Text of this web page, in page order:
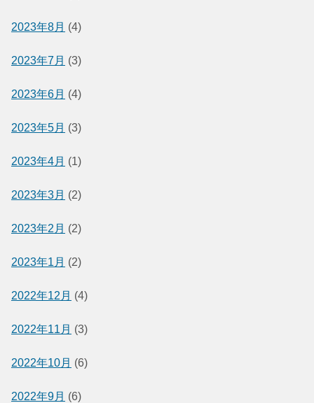
2023年8月 (4)
2023年7月 (3)
2023年6月 (4)
2023年5月 (3)
2023年4月 (1)
2023年3月 (2)
2023年2月 (2)
2023年1月 (2)
2022年12月 (4)
2022年11月 (3)
2022年10月 (6)
2022年9月 (6)